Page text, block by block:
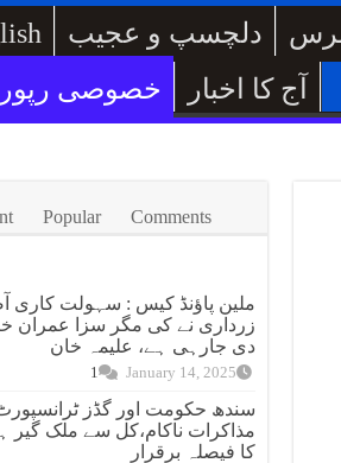
دلچسپ و عجیب
خصوصی
آج کا اخبار
Popular Comments
ملین پاؤنڈ کیس : سہولت کاری
زرداری نے کی مگر سزا عمران
دی جارہی ہے، علیمہ خان
January 14, 2025
1
سندھ حکومت اور گڈز
مذاکرات ناکام،کل سے ملک گیر
کا فیصلہ برقرار